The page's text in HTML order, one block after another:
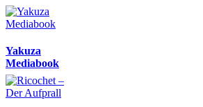
Yakuza
Mediabook